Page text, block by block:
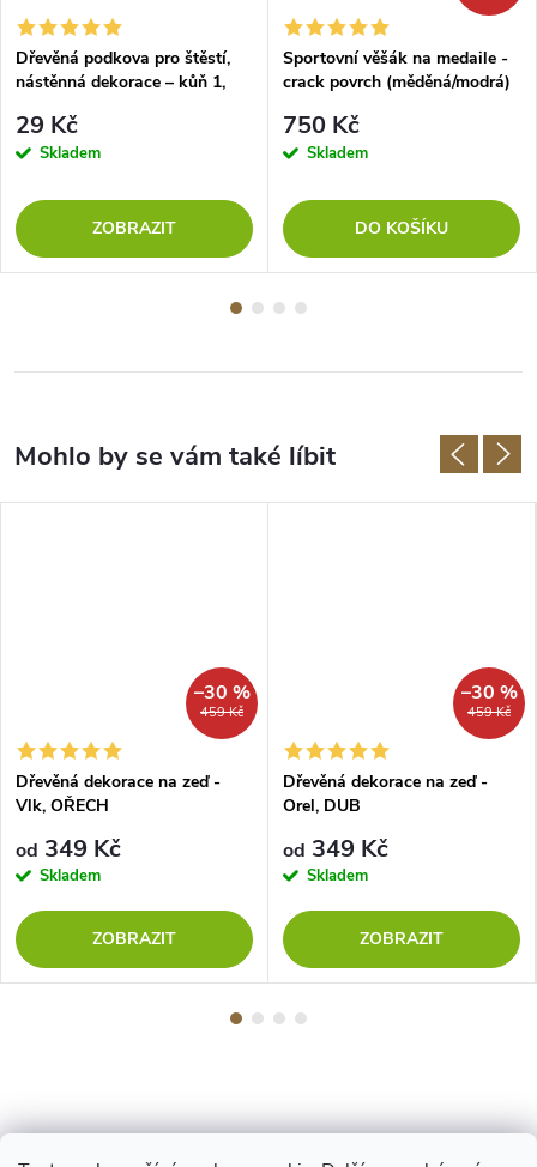
Dřevěná podkova pro štěstí,
nástěnná dekorace – kůň 1,
29 Kč
Skladem
ZOBRAZIT
Sportovní věšák na medaile -
crack povrch (měděná/modrá)
750 Kč
Skladem
DO KOŠÍKU
459 Kč
–30 %
Dřevěná dekorace na zeď -
Vlk, OŘECH
od 349 Kč
Skladem
ZOBRAZIT
459 Kč
–30 %
Dřevěná dekorace na zeď -
Orel, DUB
od 349 Kč
Skladem
ZOBRAZIT